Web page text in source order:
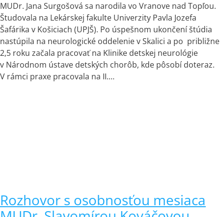
MUDr. Jana Surgošová sa narodila vo Vranove nad Topľou.
Študovala na Lekárskej fakulte Univerzity Pavla Jozefa
Šafárika v Košiciach (UPJŠ). Po úspešnom ukončení štúdia
nastúpila na neurologické oddelenie v Skalici a po približne
2,5 roku začala pracovať na Klinike detskej neurológie
v Národnom ústave detských chorôb, kde pôsobí doteraz.
V rámci praxe pracovala na II.…
Rozhovor s osobnosťou mesiaca